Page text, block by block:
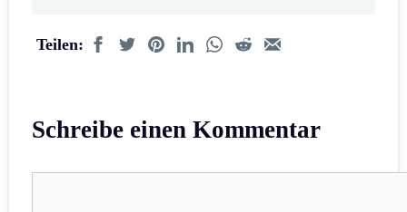
Teilen:
Schreibe einen Kommentar